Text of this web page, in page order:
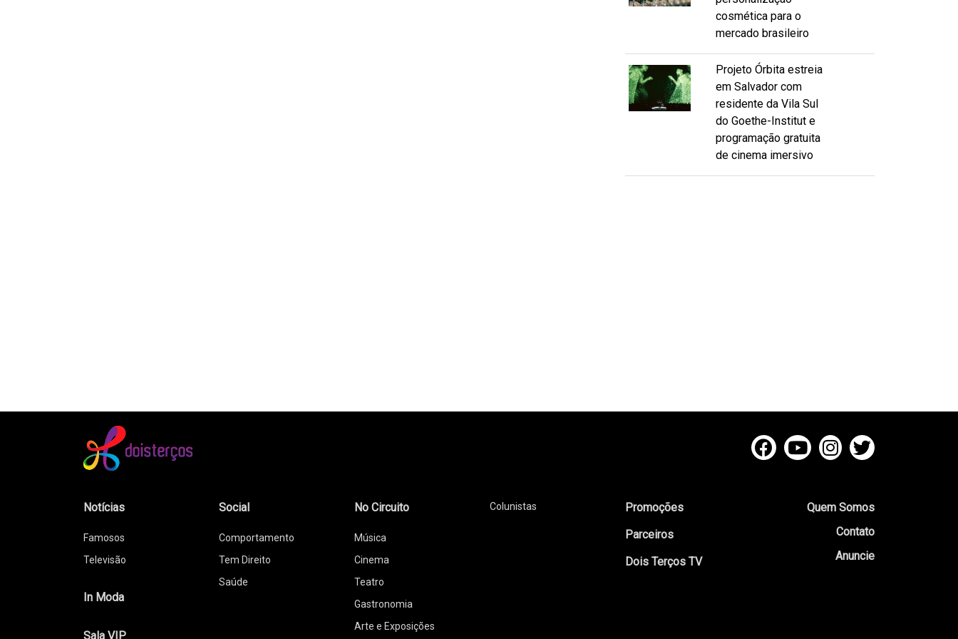
cosmética para o
mercado brasileiro
Projeto Órbita estreia
em Salvador com
residente da Vila Sul
do Goethe-Institut e
programação gratuita
de cinema imersivo
Notícias
Famosos
Televisão
In Moda
Sala VIP
Social
Comportamento
Tem Direito
Saúde
No Circuito
Música
Cinema
Teatro
Gastronomia
Arte e Exposições
Colunistas
Promoções
Parceiros
Dois Terços TV
Quem Somos
Contato
Anuncie